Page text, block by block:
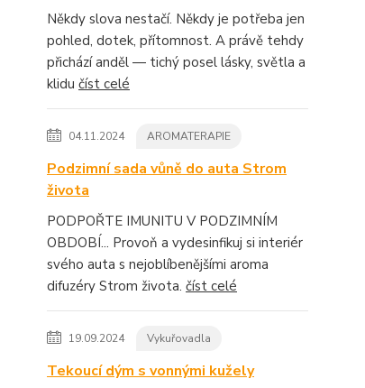
Někdy slova nestačí. Někdy je potřeba jen
pohled, dotek, přítomnost. A právě tehdy
přichází anděl — tichý posel lásky, světla a
klidu číst celé
04.11.2024 AROMATERAPIE
Podzimní sada vůně do auta Strom
života
PODPOŘTE IMUNITU V PODZIMNÍM
OBDOBÍ... Provoň a vydesinfikuj si interiér
svého auta s nejoblíbenějšími aroma
difuzéry Strom života. číst celé
19.09.2024 Vykuřovadla
Tekoucí dým s vonnými kužely